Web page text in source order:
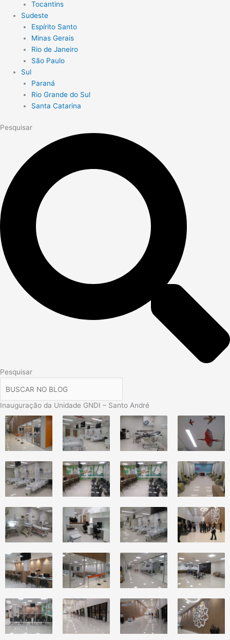
Tocantins
Sudeste
Espírito Santo
Minas Gerais
Rio de Janeiro
São Paulo
Sul
Paraná
Rio Grande do Sul
Santa Catarina
Pesquisar
Pesquisar
Inauguração da Unidade GNDI – Santo André